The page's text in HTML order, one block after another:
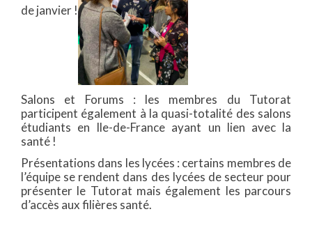
de janvier !
Salons et Forums : les membres du Tutorat
participent également à la quasi-totalité des salons
étudiants en Ile-de-France ayant un lien avec la
santé !
Présentations dans les lycées : certains membres de
l’équipe se rendent dans des lycées de secteur pour
présenter le Tutorat mais également les parcours
d’accès aux filières santé.